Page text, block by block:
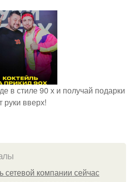
в стиле 90 х и получай подарки
руки вверх!
сетевой компании сейчас